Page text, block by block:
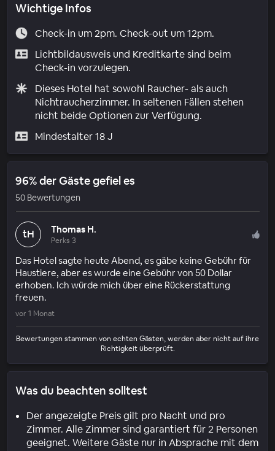
Wichtige Infos
Check-in um 2pm. Check-out um 12pm.
Lichtbildausweis und Kreditkarte sind beim
Check-in vorzulegen.
Dieses Hotel hat sowohl Raucher- als auch
Nichtraucherzimmer. In seltenen Fällen stehen
nicht beide Optionen zur Verfügung.
Mindestalter 18 J
96% der Gäste gefiel es
50 Bewertungen
tH Thomas H.
Perks 3
Das Hotel sagte heute Abend, es gäbe keine Gebühr für
Haustiere, aber es wurde eine Gebühr von 50 Dollar
erhoben. Ich würde mich über eine Rückerstattung
freuen.
vor 1 Monat
Bewertungen stammen von echten Gästen, werden aber nicht auf ihre
Richtigkeit überprüft.
Was du beachten solltest
Der angezeigte Preis gilt pro Nacht und pro
Zimmer. Alle Zimmer sind garantiert für 2 Personen
geeignet. Weitere Gäste nur in Absprache mit dem